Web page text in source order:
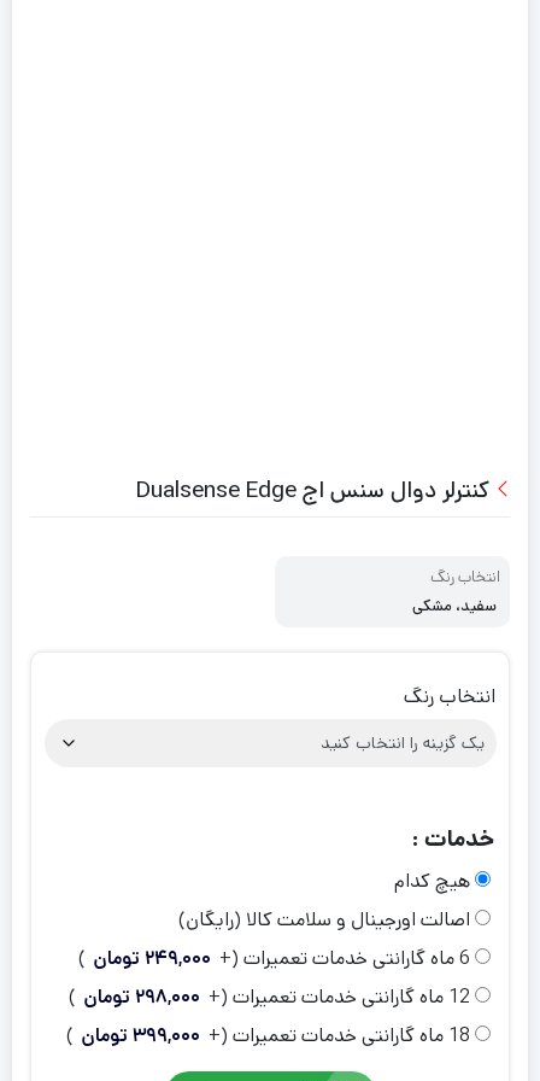
کنترلر دوال سنس اج Dualsense Edge
انتخاب رنگ
سفید، مشکی
انتخاب رنگ
خدمات :
هیچ کدام
اصالت اورجینال و سلامت کالا (رایگان)
6 ماه گارانتی خدمات تعمیرات
(+
249,000 تومان )
12 ماه گارانتی خدمات تعمیرات
(+
298,000 تومان )
18 ماه گارانتی خدمات تعمیرات
(+
399,000 تومان )